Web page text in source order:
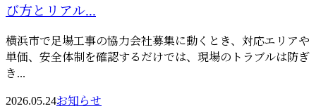
び方とリアル...
横浜市で足場工事の協力会社募集に動くとき、対応エリアや
単価、安全体制を確認するだけでは、現場のトラブルは防ぎ
き...
2026.05.24お知らせ